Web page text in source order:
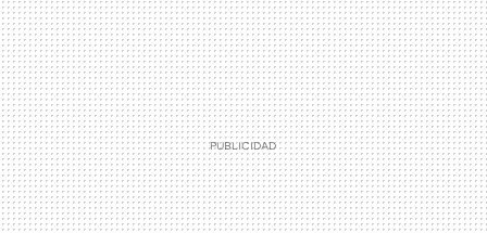
MAIL